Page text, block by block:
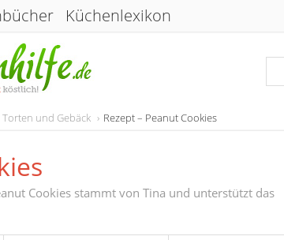
Küchenlexikon
Torten und Gebäck Rezept – Peanut Cookies
Cookies stammt von Tina und unterstützt das